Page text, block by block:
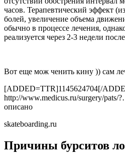
часов. Терапевтический эффект
болей, увеличение объема
обычно в процессе лечения,
реализуется через 2-3 недели
Вот еще мож ченить кину )) сам
[ADDED=TTR]1145624704[/
http://www.medicus.ru/surgery/pats/
описано
skateboarding.ru
Причины бурситов